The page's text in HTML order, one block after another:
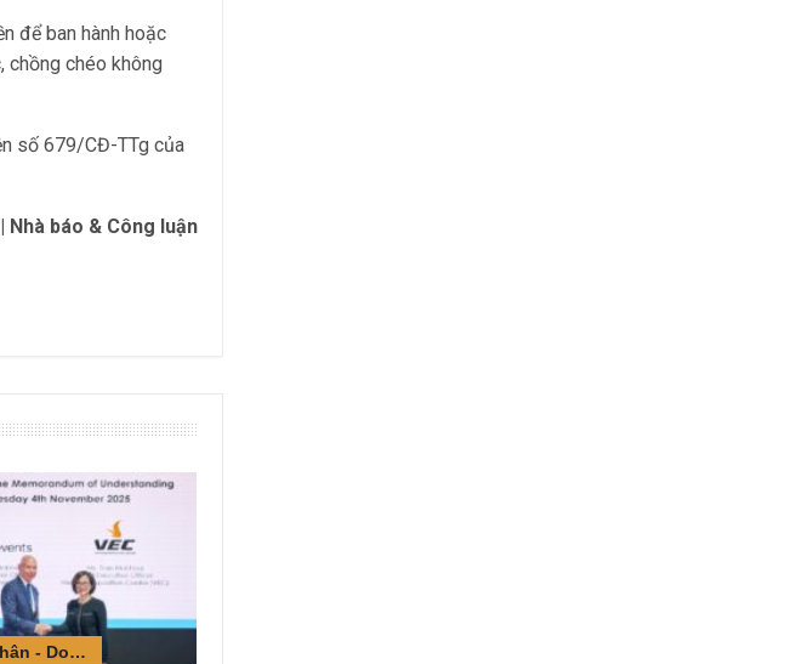
để ban hành hoặc
chồng chéo không
số 679/CĐ-TTg của
Nhà báo & Công luận
Doanh nhân - Doanh nghiệp